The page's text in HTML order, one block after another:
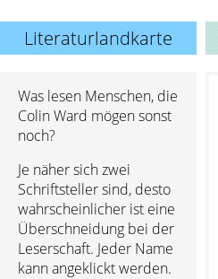
Literaturlandkarte
Was lesen Menschen, die
Colin Ward mögen sonst
noch?
Je näher sich zwei
Schriftsteller sind, desto
wahrscheinlicher ist eine
Überschneidung bei der
Leserschaft. Jeder Name
kann angeklickt werden.